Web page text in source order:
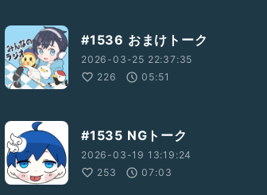
#1536 おまけトーク
2026-03-25 22:37:35
226
05:51
#1535 NGトーク
2026-03-19 13:19:24
253
07:03